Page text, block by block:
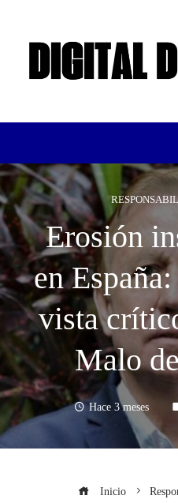
Erosión
en
vista
Malo
Hace 3 meses
Inicio